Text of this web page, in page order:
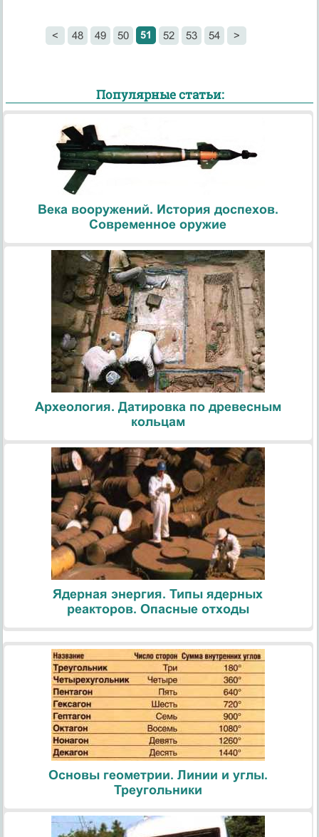
< 48 49 50 51 52 53 54 >
Популярные статьи:
Века вооружений. История доспехов.
Современное оружие
Археология. Датировка по древесным
кольцам
Ядерная энергия. Типы ядерных
реакторов. Опасные отходы
Основы геометрии. Линии и углы.
Треугольники